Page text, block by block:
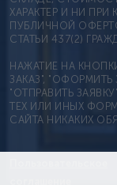
ХАРАКТЕР И НИ ПРИ
ПУБЛИЧНОЙ
СТАТЬИ 437(2)
НАЖАТИЕ НА
ЗАКАЗ", "ОФОРМИТЬ
"ОТПРАВИТЬ
ТЕХ ИЛИ ИНЫХ
САЙТА НИКАКИХ